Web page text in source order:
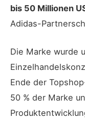
bis 50 Millionen
Adidas-
Die Marke wurde
Ende der
50 % der Marke